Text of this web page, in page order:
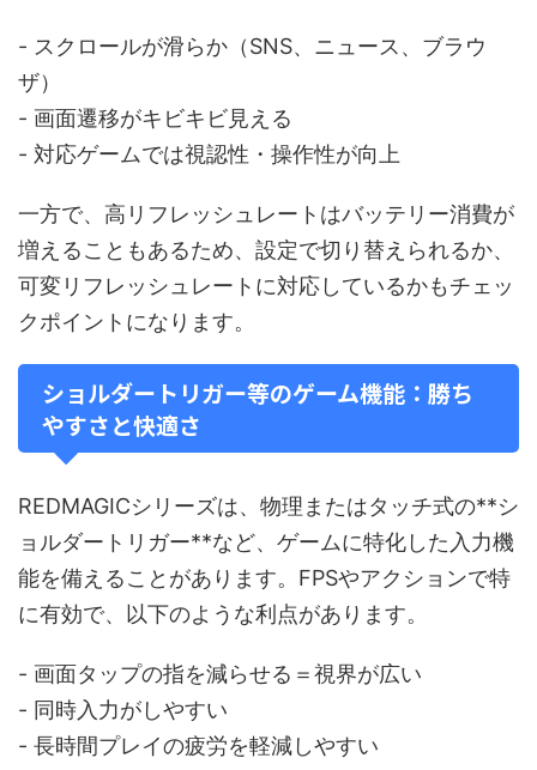
- スクロールが滑らか（SNS、ニュース、ブラウ
ザ）
- 画面遷移がキビキビ見える
- 対応ゲームでは視認性・操作性が向上
一方で、高リフレッシュレートはバッテリー消費が
増えることもあるため、設定で切り替えられるか、
可変リフレッシュレートに対応しているかもチェッ
クポイントになります。
ショルダートリガー等のゲーム機能：勝ち
やすさと快適さ
REDMAGICシリーズは、物理またはタッチ式の**シ
ョルダートリガー**など、ゲームに特化した入力機
能を備えることがあります。FPSやアクションで特
に有効で、以下のような利点があります。
- 画面タップの指を減らせる＝視界が広い
- 同時入力がしやすい
- 長時間プレイの疲労を軽減しやすい